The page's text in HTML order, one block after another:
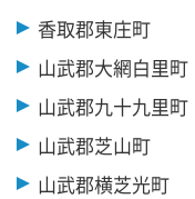
香取郡東庄町
山武郡大網白里町
山武郡九十九里町
山武郡芝山町
山武郡横芝光町